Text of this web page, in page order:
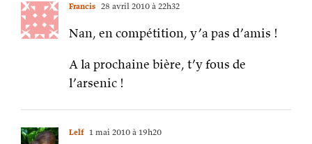
Francis 28 avril 2010 à 22h32
Nan, en compétition, y’a pas d’amis !
A la prochaine bière, t’y fous de
l’arsenic !
Lelf 1 mai 2010 à 19h20